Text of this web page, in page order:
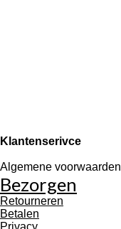
Klantenserivce
Algemene voorwaarden
Bezorgen
Retourneren
Betalen
Privacy